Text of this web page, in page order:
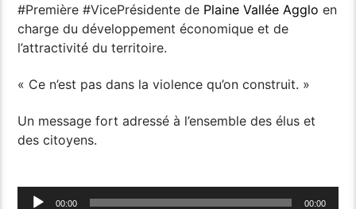
#Première #VicePrésidente de Plaine Vallée Agglo en
charge du développement économique et de
l’attractivité du territoire.
« Ce n’est pas dans la violence qu’on construit. »
Un message fort adressé à l’ensemble des élus et
des citoyens.
Lecteur00:00 00:00